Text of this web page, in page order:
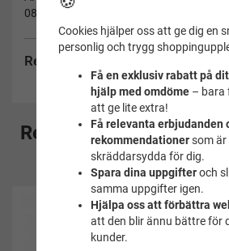
Recensioner
08-053
Rekommenderade
produkt
Cookies hjälper oss att ge dig en
personlig och trygg
Få en exklusiv rabatt på
hjälp med omdöme– bara
att ge lite extra!
Få relevanta erbjudanden
rekommendationersom är
skräddarsydda för dig.
Spara dina uppgifteroch
samma uppgifter igen.
Hjälpa oss att förbättra
att den blir ännu bättre för
kunder.